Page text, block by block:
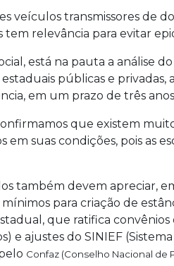
veículos transmissores de
tem relevância para evitar
está na pauta a análise
públicas e privadas,
em um prazo de três
que existem
em suas condições, pois as
também devem apreciar,
para criação de
que ratifica convênios
e ajustes do SINIEF
Confaz (Conselho Nacional de